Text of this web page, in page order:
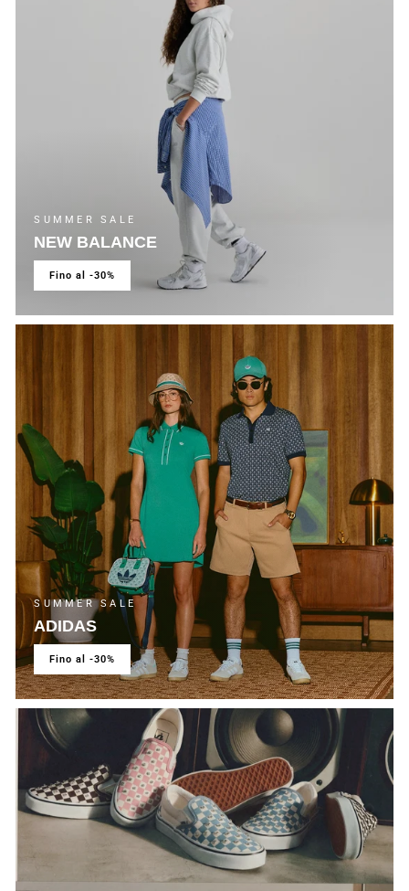
SUMMER SALE
NEW BALANCE
fino al -30%
SUMMER SALE
ADIDAS
fino al -30%